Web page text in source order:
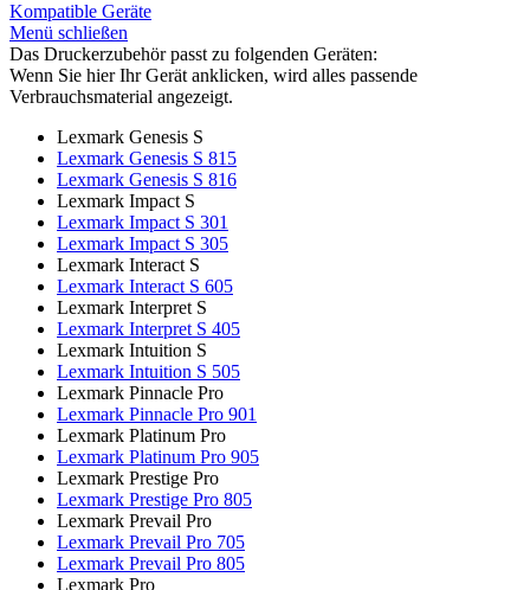
Kompatible Geräte
Menü schließen
Das Druckerzubehör passt zu folgenden Geräten:
Wenn Sie hier Ihr Gerät anklicken, wird alles passende
Verbrauchsmaterial angezeigt.
Lexmark Genesis S
Lexmark Genesis S 815
Lexmark Genesis S 816
Lexmark Impact S
Lexmark Impact S 301
Lexmark Impact S 305
Lexmark Interact S
Lexmark Interact S 605
Lexmark Interpret S
Lexmark Interpret S 405
Lexmark Intuition S
Lexmark Intuition S 505
Lexmark Pinnacle Pro
Lexmark Pinnacle Pro 901
Lexmark Platinum Pro
Lexmark Platinum Pro 905
Lexmark Prestige Pro
Lexmark Prestige Pro 805
Lexmark Prevail Pro
Lexmark Prevail Pro 705
Lexmark Prevail Pro 805
Lexmark Pro